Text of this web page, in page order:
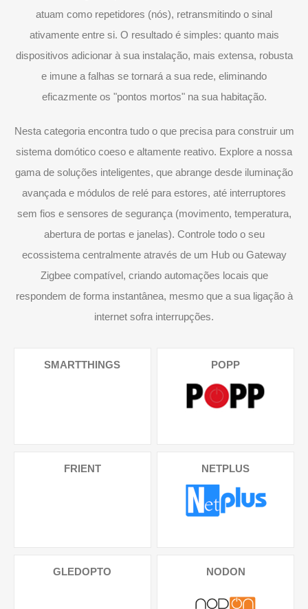
atuam como repetidores (nós), retransmitindo o sinal
ativamente entre si. O resultado é simples: quanto mais
dispositivos adicionar à sua instalação, mais extensa, robusta
e imune a falhas se tornará a sua rede, eliminando
eficazmente os "pontos mortos" na sua habitação.
Nesta categoria encontra tudo o que precisa para construir um
sistema domótico coeso e altamente reativo. Explore a nossa
gama de soluções inteligentes, que abrange desde iluminação
avançada e módulos de relé para estores, até interruptores
sem fios e sensores de segurança (movimento, temperatura,
abertura de portas e janelas). Controle todo o seu
ecossistema centralmente através de um Hub ou Gateway
Zigbee compatível, criando automações locais que
respondem de forma instantânea, mesmo que a sua ligação à
internet sofra interrupções.
SMARTTHINGS POPP
FRIENT NETPLUS
GLEDOPTO NODON